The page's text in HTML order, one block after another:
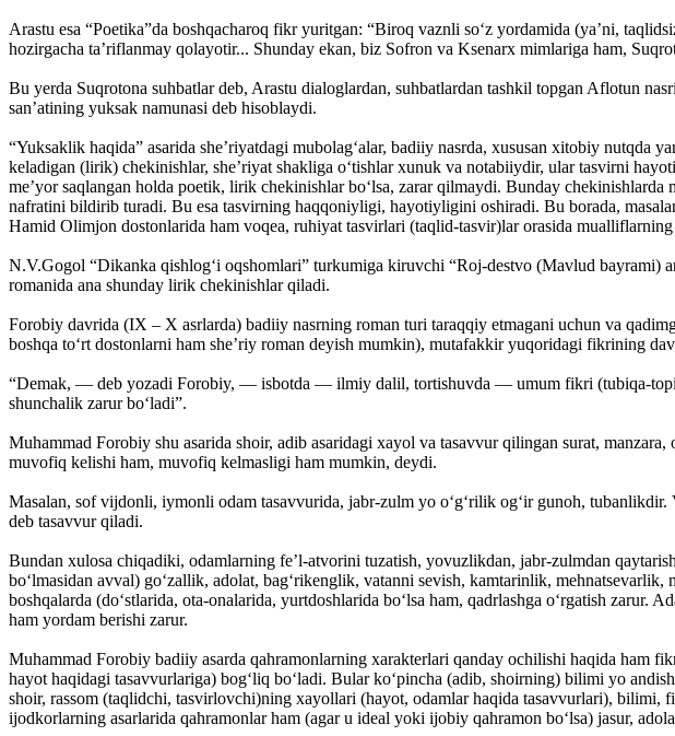
Arastu esa “Poetika”da boshqacharoq fikr yuritgan: “Biroq vaznli so‘z yordamida (ya’ni,
hozirgacha ta’riflanmay qolayotir... Shunday ekan, biz Sofron va Ksenarx mimlariga ham,
Bu yerda Suqrotona suhbatlar deb, Arastu dialoglardan, suhbatlardan tashkil topgan Aflotun
san’atining yuksak namunasi deb hisoblaydi.
“Yuksaklik haqida” asarida she’riyatdagi mubolag‘alar, badiiy nasrda, xususan xitobiy
keladigan (lirik) chekinishlar, she’riyat shakliga o‘tishlar xunuk va notabiiydir, ular tasvirni
me’yor saqlangan holda poetik, lirik chekinishlar bo‘lsa, zarar qilmaydi. Bunday
nafratini bildirib turadi. Bu esa tasvirning haqqoniyligi, hayotiyligini oshiradi. Bu borada,
Hamid Olimjon dostonlarida ham voqea, ruhiyat tasvirlari (taqlid-tasvir)lar orasida
N.V.Gogol “Dikanka qishlog‘i oqshomlari” turkumiga kiruvchi “Roj-destvo (Mavlud bayrami)
romanida ana shunday lirik chekinishlar qiladi.
Forobiy davrida (IX – X asrlarda) badiiy nasrning roman turi taraqqiy etmagani uchun va
boshqa to‘rt dostonlarni ham she’riy roman deyish mumkin), mutafakkir yuqoridagi fikrining
“Demak, — deb yozadi Forobiy, — isbotda — ilmiy dalil, tortishuvda — umum fikri (tubiqa-
shunchalik zarur bo‘ladi”.
Muhammad Forobiy shu asarida shoir, adib asaridagi xayol va tasavvur qilingan surat,
muvofiq kelishi ham, muvofiq kelmasligi ham mumkin, deydi.
Masalan, sof vijdonli, iymonli odam tasavvurida, jabr-zulm yo o‘g‘rilik og‘ir gunoh,
deb tasavvur qiladi.
Bundan xulosa chiqadiki, odamlarning fe’l-atvorini tuzatish, yovuzlikdan, jabr-zulmdan
bo‘lmasidan avval) go‘zallik, adolat, bag‘rikenglik, vatanni sevish, kamtarinlik,
boshqalarda (do‘stlarida, ota-onalarida, yurtdoshlarida bo‘lsa ham, qadrlashga o‘rgatish zarur.
ham yordam berishi zarur.
Muhammad Forobiy badiiy asarda qahramonlarning xarakterlari qanday ochilishi haqida ham
hayot haqidagi tasavvurlariga) bog‘liq bo‘ladi. Bular ko‘pincha (adib, shoirning) bilimi yo
shoir, rassom (taqlidchi, tasvirlovchi)ning xayollari (hayot, odamlar haqida tasavvurlari), bilimi,
ijodkorlarning asarlarida qahramonlar ham (agar u ideal yoki ijobiy qahramon bo‘lsa) jasur,